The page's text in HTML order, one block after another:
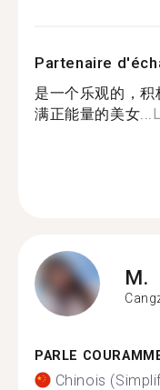
Partenaire
是一个乐观的，
满正能量的美女...
M.
PARLE
Chinois